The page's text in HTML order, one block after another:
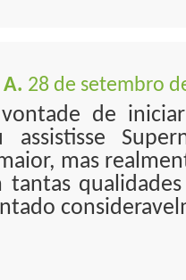
28 de setembro
de
assistisse
mas
tantas